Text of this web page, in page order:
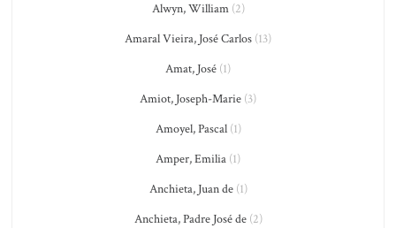
Alwyn, William(2)
Amaral Vieira, José Carlos (13)
Amat, José (1)
Amiot, Joseph-Marie (3)
Amoyel, Pascal(1)
Amper, Emilia (1)
Anchieta, Juan de(1)
Anchieta, Padre José de(2)